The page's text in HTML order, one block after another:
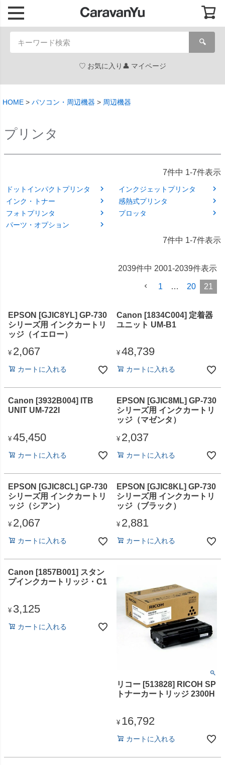
🔍
お気に入り マイページ
HOME パソコン・周辺機器 周辺機器
プリンタ
7件中 1-7件表示
ドットインパクトプリンタ
インクジェットプリンタ
インク・トナー
感熱式プリンタ
フォトプリンタ
プロッタ
パーツ・オプション
7件中 1-7件表示
2039件中 2001-2039件表示
1 … 20 21
EPSON [GJIC8YL] GP-730
シリーズ用 インクカートリ
ッジ（イエロー）
¥ 2,067
カートに入れる
Canon [1834C004] 定着器
ユニット UM-B1
¥ 48,739
カートに入れる
Canon [3932B004] ITB
UNIT UM-722I
¥ 45,450
カートに入れる
EPSON [GJIC8ML] GP-730
シリーズ用 インクカートリ
ッジ（マゼンタ）
¥ 2,037
カートに入れる
EPSON [GJIC8CL] GP-730
シリーズ用 インクカートリ
ッジ（シアン）
¥ 2,067
カートに入れる
EPSON [GJIC8KL] GP-730
シリーズ用 インクカートリ
ッジ（ブラック）
¥ 2,881
カートに入れる
Canon [1857B001] スタン
プインクカートリッジ・C1
¥ 3,125
カートに入れる
リコー [513828] RICOH SP
トナーカートリッジ 2300H
¥ 16,792
カートに入れる